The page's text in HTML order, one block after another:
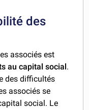
des
associés est
au capital social.
des difficultés
associés se
social. Le